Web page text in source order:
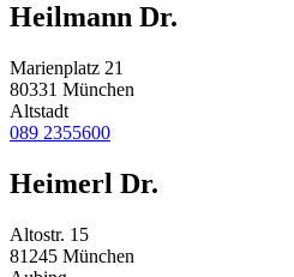
Heilmann Dr.
Marienplatz 21
80331 München
Altstadt
089 2355600
Heimerl Dr.
Altostr. 15
81245 München